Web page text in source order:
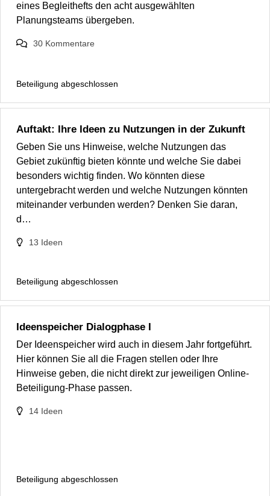
eines Begleithefts den acht ausgewählten
Planungsteams übergeben.
30 Kommentare
Beteiligung abgeschlossen
Auftakt: Ihre Ideen zu Nutzungen in der Zukunft
Geben Sie uns Hinweise, welche Nutzungen das
Gebiet zukünftig bieten könnte und welche Sie dabei
besonders wichtig finden. Wo könnten diese
untergebracht werden und welche Nutzungen könnten
miteinander verbunden werden? Denken Sie daran,
d…
13 Ideen
Beteiligung abgeschlossen
Ideenspeicher Dialogphase I
Der Ideenspeicher wird auch in diesem Jahr fortgeführt.
Hier können Sie all die Fragen stellen oder Ihre
Hinweise geben, die nicht direkt zur jeweiligen Online-
Beteiligung-Phase passen.
14 Ideen
Beteiligung abgeschlossen